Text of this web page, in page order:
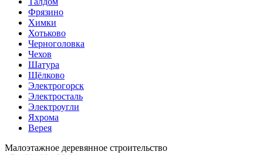
Фрязино
Химки
Хотьково
Черноголовка
Чехов
Шатура
Щёлково
Электрогорск
Электросталь
Электроугли
Яхрома
Верея
Малоэтажное деревянное строительство